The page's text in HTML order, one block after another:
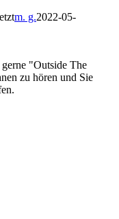
m. g.2022-05-
gerne "Outside The
zu hören und Sie